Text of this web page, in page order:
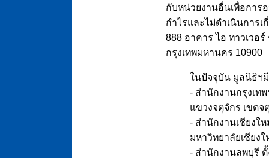
กับหน่วยงานอื่นเพื่อการ
กำไรและไม่ดำเนินการ
888 อาคาร ไอ ทาวเวอ
กรุงเทพมหานคร 10900
ในปัจจุบัน มูลนิธิฯ
- สำนักงานกรุงเท
แขวงจตุจักร เขตจ
- สำนักงานเชียงใ
มหาวิทยาลัยเชียงใ
- สำนักงานลพบุรี